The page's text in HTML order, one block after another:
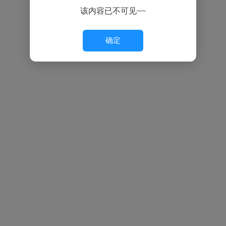
该内容已不可见~~
确定